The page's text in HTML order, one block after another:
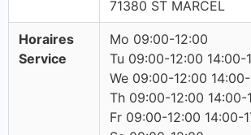
71380 ST MARCEL
Horaires
Service
Mo 09:00-12:00
Tu 09:00-12:00 14:00-
We 09:00-12:00 14:00-
Th 09:00-12:00 14:00-
Fr 09:00-12:00 14:00-